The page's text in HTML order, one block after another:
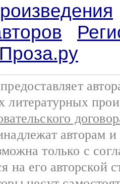
Проза.ру
литературных
авторам
только с
на его авторской